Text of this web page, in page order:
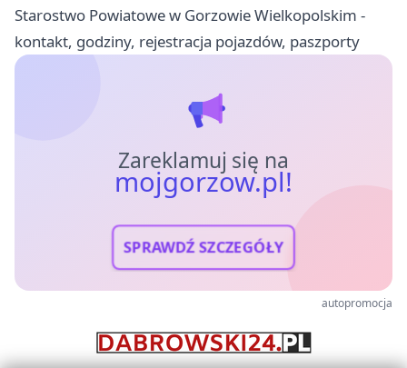
Starostwo Powiatowe w Gorzowie Wielkopolskim -
kontakt, godziny, rejestracja pojazdów, paszporty
Zareklamuj się na
mojgorzow.pl!
SPRAWDŹ SZCZEGÓŁY
autopromocja